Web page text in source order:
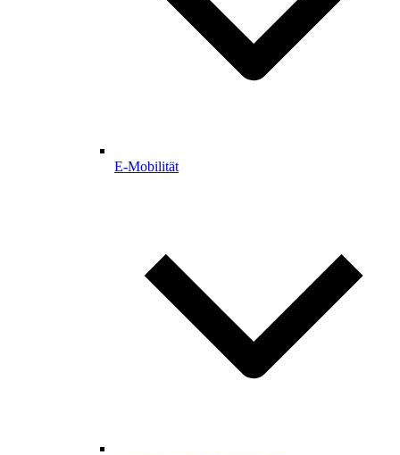
E-Mobilität